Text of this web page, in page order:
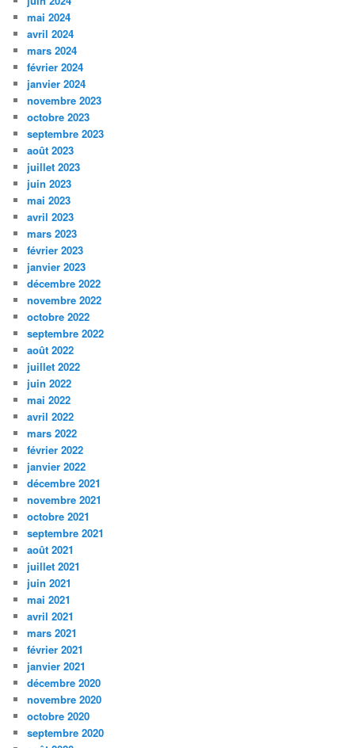
mai 2024
avril 2024
mars 2024
février 2024
janvier 2024
novembre 2023
octobre 2023
septembre 2023
août 2023
juillet 2023
juin 2023
mai 2023
avril 2023
mars 2023
février 2023
janvier 2023
décembre 2022
novembre 2022
octobre 2022
septembre 2022
août 2022
juillet 2022
juin 2022
mai 2022
avril 2022
mars 2022
février 2022
janvier 2022
décembre 2021
novembre 2021
octobre 2021
septembre 2021
août 2021
juillet 2021
juin 2021
mai 2021
avril 2021
mars 2021
février 2021
janvier 2021
décembre 2020
novembre 2020
octobre 2020
septembre 2020